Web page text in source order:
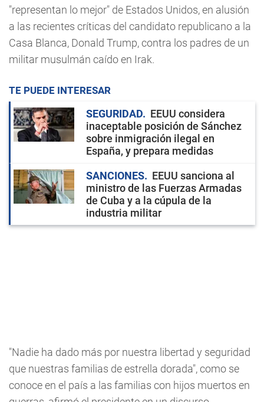
"representan lo mejor" de Estados Unidos, en alusión
a las recientes críticas del candidato republicano a la
Casa Blanca, Donald Trump, contra los padres de un
militar musulmán caído en Irak.
TE PUEDE INTERESAR
SEGURIDAD
EEUU considera
inaceptable posición de Sánchez
sobre inmigración ilegal en
España, y prepara medidas
SANCIONES
EEUU sanciona al
ministro de las Fuerzas Armadas
de Cuba y a la cúpula de la
industria militar
"Nadie ha dado más por nuestra libertad y seguridad
que nuestras familias de estrella dorada", como se
conoce en el país a las familias con hijos muertos en